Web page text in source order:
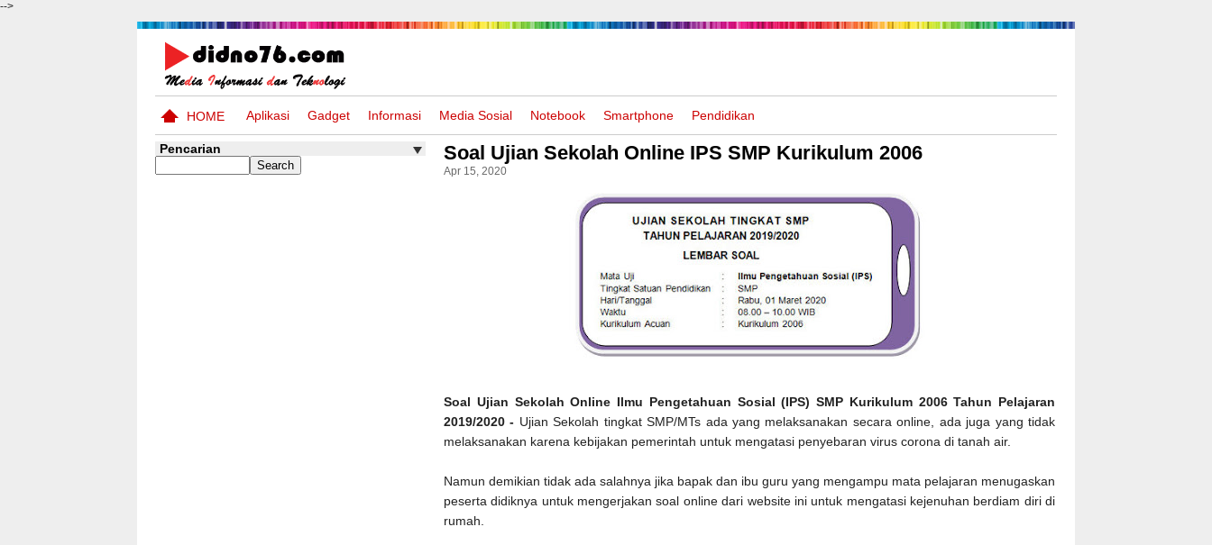
-->
HOME Aplikasi Gadget Informasi Media Sosial Notebook Smartphone Pendidikan
Soal Ujian Sekolah Online IPS SMP Kurikulum 2006
Apr 15, 2020
Soal Ujian Sekolah Online Ilmu Pengetahuan Sosial (IPS) SMP Kurikulum 2006 Tahun Pelajaran
2019/2020 - Ujian Sekolah tingkat SMP/MTs ada yang melaksanakan secara online, ada juga yang tidak
melaksanakan karena kebijakan pemerintah untuk mengatasi penyebaran virus corona di tanah air.
Namun demikian tidak ada salahnya jika bapak dan ibu guru yang mengampu mata pelajaran menugaskan
peserta didiknya untuk mengerjakan soal online dari website ini untuk mengatasi kejenuhan berdiam diri di
rumah.
Pencarian